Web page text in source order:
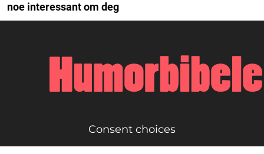
noe interessant om deg
Consent choices